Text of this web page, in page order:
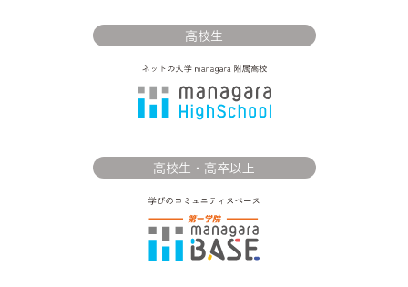
高校生
高校生・高卒以上